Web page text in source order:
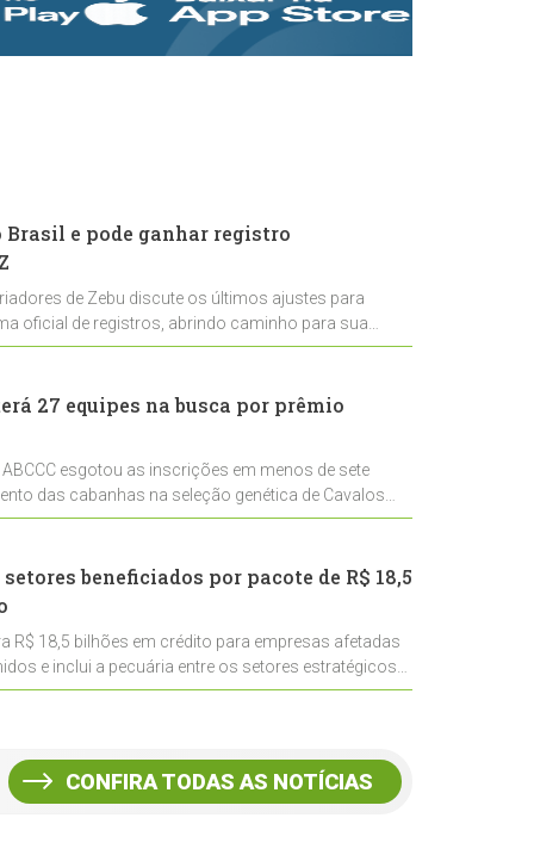
rastreabilidade e
rigor técnico para
Brasil e pode ganhar registro
de Zebu discute os últimos ajustes para
oficial de registros, abrindo caminho para sua
27 equipes na busca por prêmio
esgotou as inscrições em menos de sete
das cabanhas na seleção genética de Cavalos
beneficiados por pacote de R$ 18,5
R$ 18,5 bilhões em crédito para empresas afetadas
e inclui a pecuária entre os setores estratégicos
CONFIRA TODAS AS NOTÍCIAS